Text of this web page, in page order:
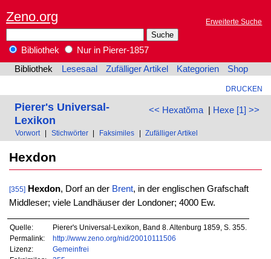
Zeno.org Erweiterte Suche
Bibliothek
Nur in Pierer-1857
Bibliothek
Lesesaal Zufälliger Artikel Kategorien Shop
DRUCKEN
<< Hexatŏma| Hexe [1] >>
Pierer's Universal-
Lexikon
Vorwort Stichwörter Faksimiles Zufälliger Artikel
Hexdon
[355] Hexdon, Dorf an der Brent, in der englischen Grafschaft
Middleser; viele Landhäuser der Londoner; 4000 Ew.
Quelle:
Pierer's Universal-Lexikon, Band 8. Altenburg 1859, S. 355.
Permalink:
http://www.zeno.org/nid/20010111506
Lizenz:
Gemeinfrei